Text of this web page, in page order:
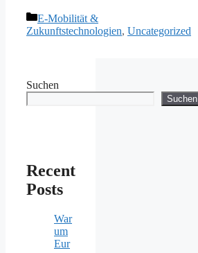
Kategorien
E-Mobilität &
Zukunftstechnologien, Uncategorized
Suchen
Suchen
Recent
Posts
War
um
Eur